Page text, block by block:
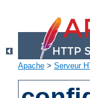
Apache > Serveur